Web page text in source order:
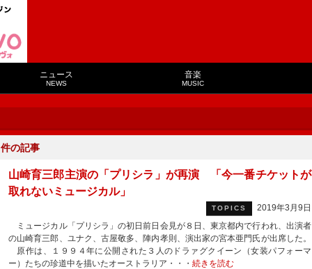
ニュース
NEWS
音楽
MUSIC
件の記事
山崎育三郎主演の「プリシラ」が再演 「今一番チケットが
取れないミュージカル」
TOPICS
2019年3月9日
ミュージカル「プリシラ」の初日前日会見が８日、東京都内で行われ、出演者
の山崎育三郎、ユナク、古屋敬多、陣内孝則、演出家の宮本亜門氏が出席した。
原作は、１９９４年に公開された３人のドラァグクイーン（女装パフォーマ
ー）たちの珍道中を描いたオーストラリア・・・ 続きを読む